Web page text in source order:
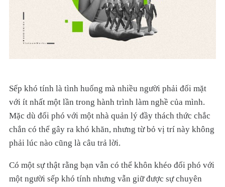
Sếp khó tính là tình huống mà nhiều người phải đối mặt
với ít nhất một lần trong hành trình làm nghề của mình.
Mặc dù đối phó với một nhà quản lý đầy thách thức chắc
chắn có thể gây ra khó khăn, nhưng từ bỏ vị trí này không
phải lúc nào cũng là câu trả lời.
Có một sự thật rằng bạn vẫn có thể khôn khéo đối phó với
một người sếp khó tính nhưng vẫn giữ được sự chuyên